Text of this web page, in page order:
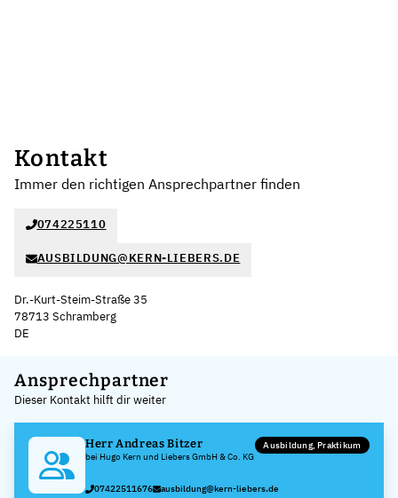
Kontakt
Immer den richtigen Ansprechpartner finden
074225110
AUSBILDUNG@KERN-LIEBERS.DE
Dr.-Kurt-Steim-Straße 35
78713 Schramberg
DE
+
−
Ansprechpartner
Dieser Kontakt hilft dir weiter
Herr Andreas Bitzer
bei Hugo Kern und Liebers GmbH & Co. KG
Ausbildung, Praktikum
07422511676 ausbildung@kern-liebers.de